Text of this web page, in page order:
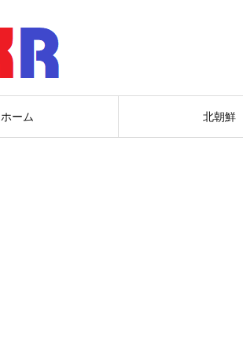
ホーム 北朝鮮